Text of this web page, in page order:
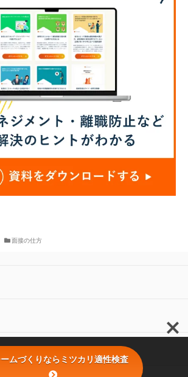
面接の仕方
ー
ムづくりならミツカリ適性検査